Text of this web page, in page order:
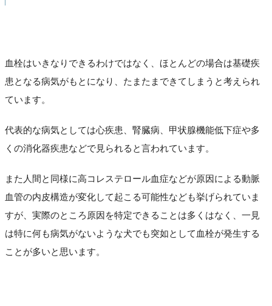
血栓はいきなりできるわけではなく、ほとんどの場合は基礎疾
患となる病気がもとになり、たまたまできてしまうと考えられ
ています。
代表的な病気としては心疾患、腎臓病、甲状腺機能低下症や多
くの消化器疾患などで見られると言われています。
また人間と同様に高コレステロール血症などが原因による動脈
血管の内皮構造が変化して起こる可能性なども挙げられていま
すが、実際のところ原因を特定できることは多くはなく、一見
は特に何も病気がないような犬でも突如として血栓が発生する
ことが多いと思います。